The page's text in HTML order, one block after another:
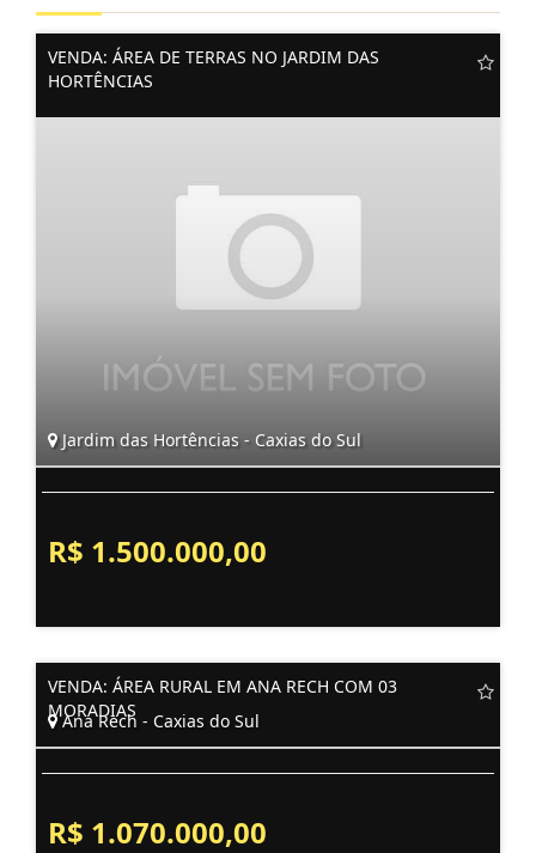
VENDA: ÁREA DE TERRAS NO JARDIM DAS
HORTÊNCIAS
Jardim das Hortências - Caxias do Sul
R$ 1.500.000,00
VENDA: ÁREA RURAL EM ANA RECH COM 03
MORADIAS
Ana Rech - Caxias do Sul
R$ 1.070.000,00